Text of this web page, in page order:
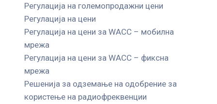
Регулација на големопродажни цени
Регулација на цени
Регулација на цени за WACC – мобилна
мрежа
Регулација на цени за WACC – фиксна
мрежа
Решенија за одземање на одобрение за
користење на радиофреквенции